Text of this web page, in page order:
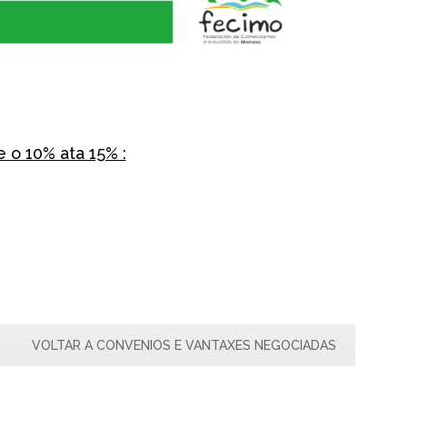
o 10% ata 15% :
VOLTAR A CONVENIOS E VANTAXES NEGOCIADAS